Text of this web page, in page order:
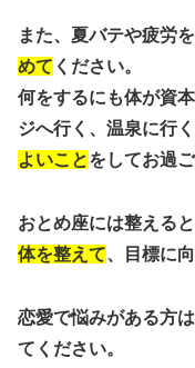
また、夏バテや疲労
めて ください。
何をするにも体が資
ジへ行く、温泉に行
よいことをしてお過
おとめ座には整える
体を整えて、目標に
恋愛で悩みがある方
てください。